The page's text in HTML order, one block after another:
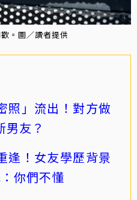
。圖／讀者提供
照」流出！對方做
友？
逢！女友學歷背景
你們不懂